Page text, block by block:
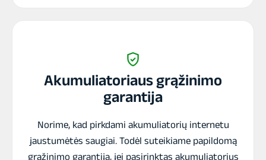
Akumuliatoriaus grąžinimo
garantija
Norime, kad pirkdami akumuliatorių internetu
jaustumėtės saugiai. Todėl suteikiame papildomą
grąžinimo garantiją, jei pasirinktas akumuliatorius